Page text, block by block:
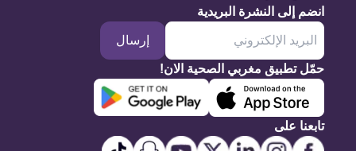
انضم إلى النشرة البريدية
إرسال
حمّل تطبيق مغربي الصحية الان!
تابعنا على